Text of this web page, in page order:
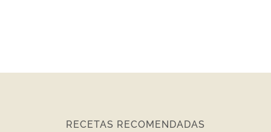
RECETAS RECOMENDADAS